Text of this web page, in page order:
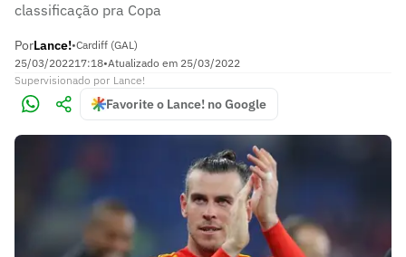
classificação pra Copa
PorLance!•Cardiff (GAL)
25/03/202217:18•Atualizado em 25/03/2022
Supervisionado por Lance!
Favorite o Lance! no Google